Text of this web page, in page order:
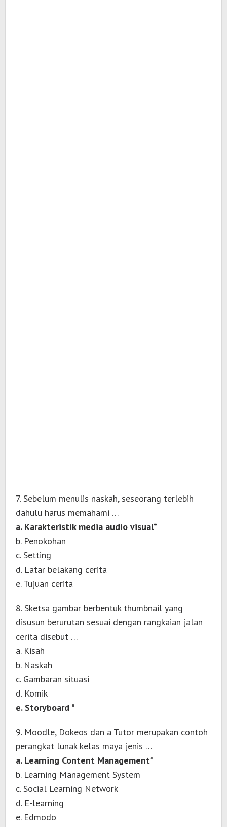
7. Sebelum menulis naskah, seseorang terlebih
dahulu harus memahami …
a. Karakteristik media audio visual*
b. Penokohan
c. Setting
d. Latar belakang cerita
e. Tujuan cerita
8. Sketsa gambar berbentuk thumbnail yang
disusun berurutan sesuai dengan rangkaian jalan
cerita disebut …
a. Kisah
b. Naskah
c. Gambaran situasi
d. Komik
e. Storyboard *
9. Moodle, Dokeos dan a Tutor merupakan contoh
perangkat lunak kelas maya jenis …
a. Learning Content Management*
b. Learning Management System
c. Social Learning Network
d. E-learning
e. Edmodo